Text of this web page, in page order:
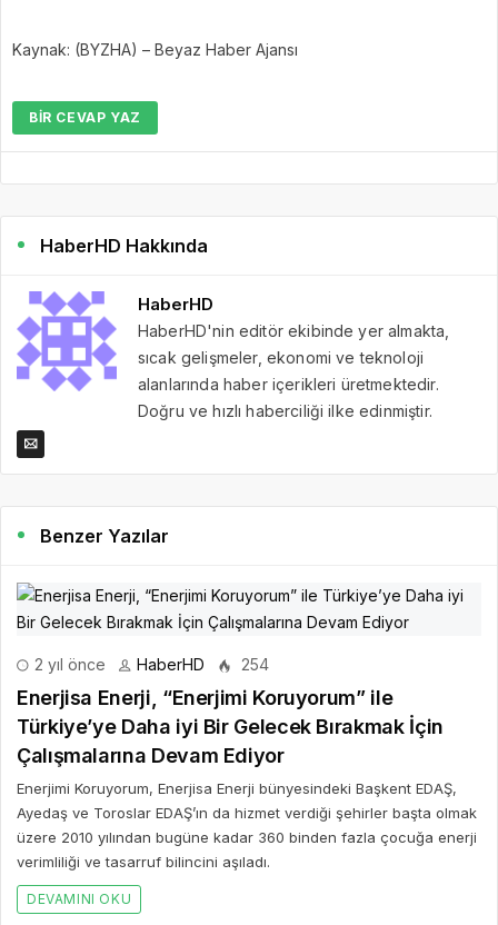
Kaynak: (BYZHA) – Beyaz Haber Ajansı
BIR CEVAP YAZ
HaberHD Hakkında
HaberHD
HaberHD'nin editör ekibinde yer almakta,
sıcak gelişmeler, ekonomi ve teknoloji
alanlarında haber içerikleri üretmektedir.
Doğru ve hızlı haberciliği ilke edinmiştir.
Benzer Yazılar
2 yıl önce HaberHD 254
Enerjisa Enerji, “Enerjimi Koruyorum” ile
Türkiye’ye Daha iyi Bir Gelecek Bırakmak İçin
Çalışmalarına Devam Ediyor
Enerjimi Koruyorum, Enerjisa Enerji bünyesindeki Başkent EDAŞ,
Ayedaş ve Toroslar EDAŞ’ın da hizmet verdiği şehirler başta olmak
üzere 2010 yılından bugüne kadar 360 binden fazla çocuğa enerji
verimliliği ve tasarruf bilincini aşıladı.
DEVAMINI OKU